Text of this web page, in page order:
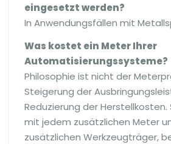
eingesetzt werden?
In Anwendungsfällen mit
Was kostet ein Meter Ihrer
Automatisierungssysteme?
Philosophie ist nicht der
Steigerung der
Reduzierung der Herstellkosten.
mit jedem zusätzlichen Meter
zusätzlichen Werkzeugträger,